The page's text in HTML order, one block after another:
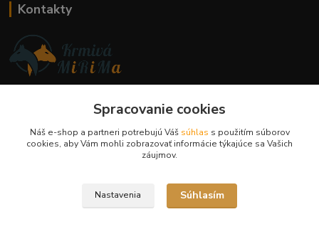
Kontakty
+421 944 394 715
info@krmivamirima.sk
Spracovanie cookies
Náš e-shop a partneri potrebujú Váš súhlas s použitím súborov
cookies, aby Vám mohli zobrazovať informácie týkajúce sa Vašich
záujmov.
Nastavenia Súhlasím